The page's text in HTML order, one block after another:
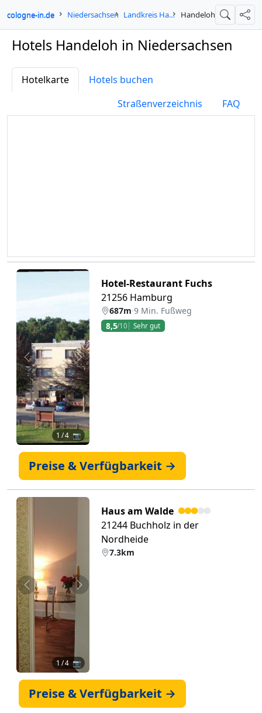
cologne-in.de Niedersachsen Landkreis Harburg Handeloh Suche
Hotels Handeloh in Niedersachsen
Hotelkarte
Hotels buchen
Straßenverzeichnis
FAQ
Zurück Weiter
1 / 4 📷
Hotel-Restaurant Fuchs
21256 Hamburg
687m·9 Min. Fußweg
8,5/10 Sehr gut
Preise & Verfügbarkeit →
Zurück Weiter
1 / 4 📷
Haus am Walde
21244 Buchholz in der
Nordheide
7.3km
Preise & Verfügbarkeit →